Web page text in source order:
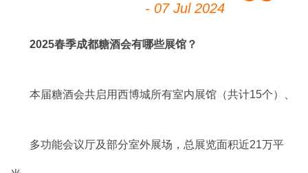
- 07 Jul 2024
2025春季成都糖酒会有哪些展馆？
本届糖酒会共启用西博城所有室内展馆（共计15个）、
多功能会议厅及部分室外展场，总展览面积近21万平